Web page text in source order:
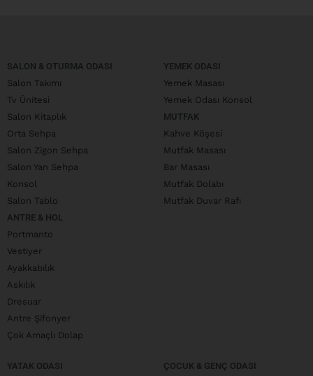
SALON & OTURMA ODASI
Salon Takımı
Tv Ünitesi
Salon Kitaplık
Orta Sehpa
Salon Zigon Sehpa
Salon Yan Sehpa
Konsol
Salon Tablo
ANTRE & HOL
Portmanto
Vestiyer
Ayakkabılık
Askılık
Dresuar
Antre Şifonyer
Çok Amaçlı Dolap
YEMEK ODASI
Yemek Masası
Yemek Odası Konsol
MUTFAK
Kahve Köşesi
Mutfak Masası
Bar Masası
Mutfak Dolabı
Mutfak Duvar Rafı
YATAK ODASI
ÇOCUK & GENÇ ODASI